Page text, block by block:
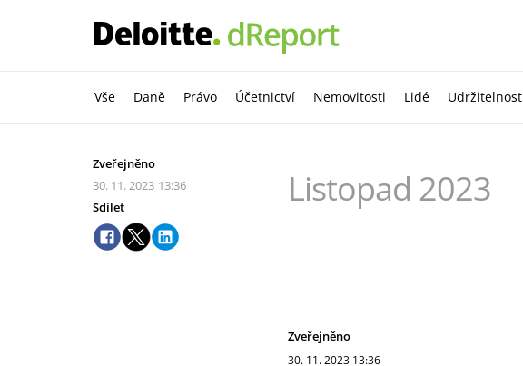
Vše Daně Právo Účetnictví Nemovitosti Lidé Udržitelnost
Zveřejněno
30. 11. 2023 13:36
Sdílet
Listopad 2023
Zveřejněno
30. 11. 2023 13:36